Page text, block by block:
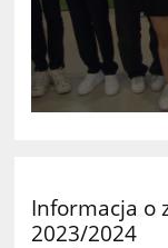
Informacja o
2023/2024